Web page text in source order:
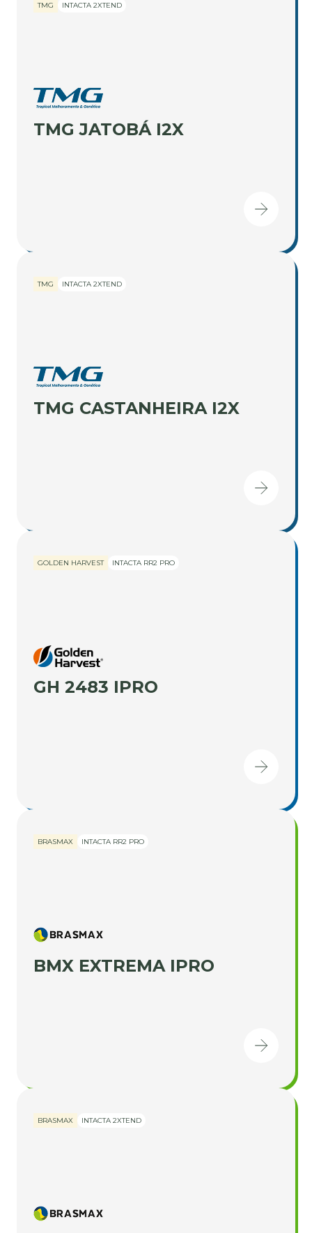
TMG INTACTA 2XTEND
TMG JATOBÁ I2X
TMG INTACTA 2XTEND
TMG CASTANHEIRA I2X
GOLDEN HARVEST INTACTA RR2 PRO
GH 2483 IPRO
BRASMAX INTACTA RR2 PRO
BMX EXTREMA IPRO
BRASMAX INTACTA 2XTEND